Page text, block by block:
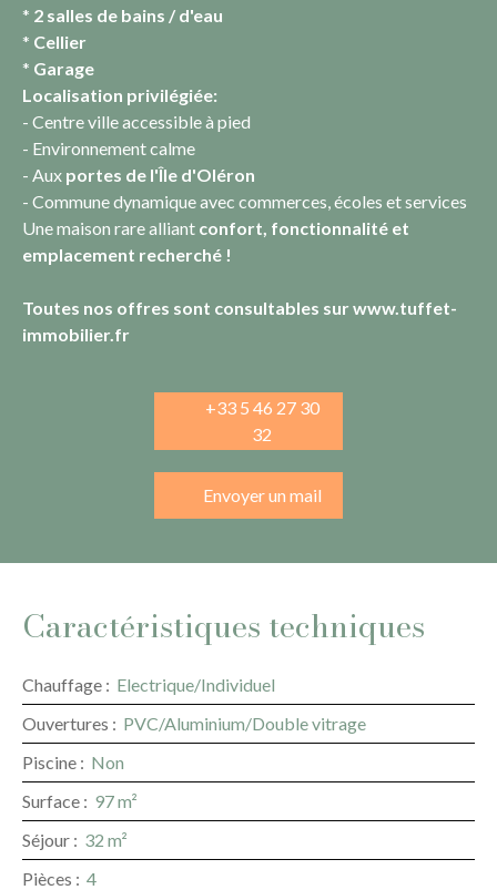
* 2 salles de bains / d'eau
* Cellier
* Garage
Localisation privilégiée:
- Centre ville accessible à pied
- Environnement calme
- Aux portes de l'Île d'Oléron
- Commune dynamique avec commerces, écoles et services
Une maison rare alliant confort, fonctionnalité et
emplacement recherché !
Toutes nos offres sont consultables sur www.tuffet-
immobilier.fr
+33 5 46 27 30
32
Envoyer un mail
Caractéristiques techniques
Chauffage : Electrique/Individuel
Ouvertures : PVC/Aluminium/Double vitrage
Piscine : Non
Surface : 97m²
Séjour : 32 m²
Pièces : 4